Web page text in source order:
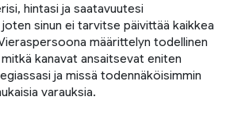
hintasi ja saatavuutesi
sinun ei tarvitse päivittää kaikkea
määrittelyn todellinen
kanavat ansaitsevat eniten
ja missä todennäköisimmin
varauksia.